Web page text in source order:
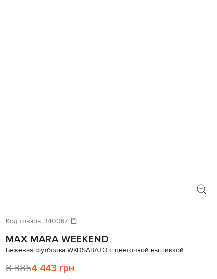
Код товара: 340067
MAX MARA WEEKEND
Бежевая футболка WKDSABATO с цветочной вышивкой
8 8854 443 грн